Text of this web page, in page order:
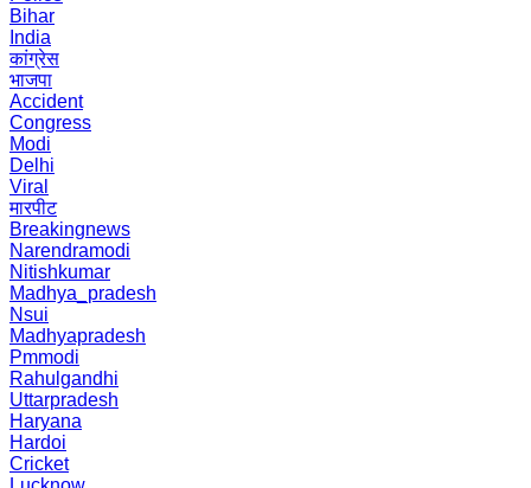
Bihar
India
कांग्रेस
भाजपा
Accident
Congress
Modi
Delhi
Viral
मारपीट
Breakingnews
Narendramodi
Nitishkumar
Madhya_pradesh
Nsui
Madhyapradesh
Pmmodi
Rahulgandhi
Uttarpradesh
Haryana
Hardoi
Cricket